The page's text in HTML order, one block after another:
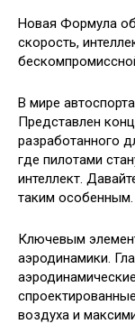
Новая Формула
скорость,
В мире
Представлен
разработанного
где пилотами
интеллект.
таким особенным.
Ключевым
аэродинамики.
воздуха и